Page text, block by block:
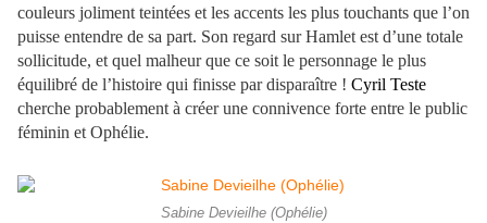
couleurs joliment teintées et les accents les plus touchants que l’on
puisse entendre de sa part. Son regard sur Hamlet est d’une totale
sollicitude, et quel malheur que ce soit le personnage le plus
équilibré de l’histoire qui finisse par disparaître ! Cyril Teste
cherche probablement à créer une connivence forte entre le public
féminin et Ophélie.
Sabine Devieilhe (Ophélie)